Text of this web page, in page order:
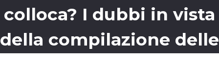
colloca? I dubbi in vista
della compilazione delle